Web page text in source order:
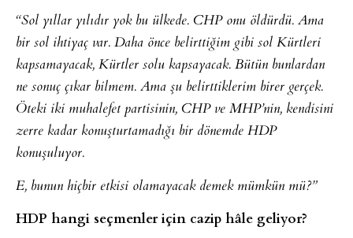
“Sol yıllar yılıdır yok bu ülkede. CHP onu öldürdü. Ama
bir sol ihtiyaç var. Daha önce belirttiğim gibi sol Kürtleri
kapsamayacak, Kürtler solu kapsayacak. Bütün bunlardan
ne sonuç çıkar bilmem. Ama şu belirttiklerim birer gerçek.
Öteki iki muhalefet partisinin, CHP ve MHP’nin, kendisini
zerre kadar konuşturtamadığı bir dönemde HDP
konuşuluyor.
E, bunun hiçbir etkisi olamayacak demek mümkün mü?”
HDP hangi seçmenler için cazip hâle geliyor?